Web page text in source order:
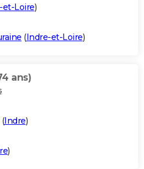
et-Loire)
(Indre-et-Loire)
ans)
(Indre)
)